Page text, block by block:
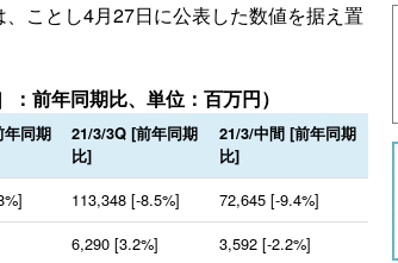
ことし4月27日に公表した数値を据え置
前年同期比、単位：百万円）
年同期
21/3/3Q [前年同期
比]
21/3/中間 [前年同期
比]
113,348 [-8.5%]
72,645 [-9.4%]
6,290 [3.2%]
3,592 [-2.2%]